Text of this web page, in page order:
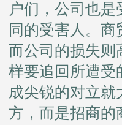
户们，公司也
同的受害人。
而公司的损失则
样要追回所遭受
成尖锐的对立
方，而是招商的